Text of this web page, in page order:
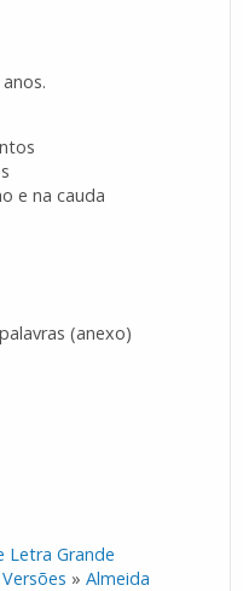
e na cauda
(anexo)
Letra Grande
»Almeida